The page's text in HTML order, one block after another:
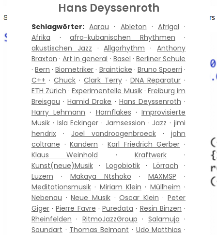
Hans Deyssenroth
Schlagwörter: Aarau · Ableton · Afrigal ·
Afrika · afro-kubanischen Rhythmen ·
akustischen Jazz ·Allgorhythm ·Anthony
Braxton ·Art in general · Basel · Berliner Schule
·Bern ·Biometriker · Brainticke · Bruno Spoerri ·
C++ ·Chuck ·Clark Terry· DNA Reparatur·
ETH Zürich ·Experimentelle Musik· Freiburg im
Breisgau ·Hamid Drake · Hans Deyssenroth ·
Harry Lehmann · Hornflakes ·Improvisierte
Musik · Isla Eckinger · Jamsession · Jazz ·jimi
hendrix · Joel vandroogenbroeck · john
coltrane ·Kandern ·Karl Friedrich Gerber ·
Klaus Weinhold · Kraftwerk·
Kunst(neue)Musik · Logobiotik · Lörrach ·
Luzern · Makaya Ntshoko · MAXMSP ·
Meditationsmusik · Miriam Klein · Müllheim ·
Nebenau ·Neue Musik·Oscar Klein · Peter
Giger ·Pierre Favre ·Puredata · Resin Binzen ·
Rheinfelden · RitmoJazzGroup · Salamuja ·
Soundart · Thomas Belmont · Udo Matthias ·